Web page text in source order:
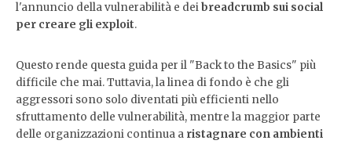
l'annuncio della vulnerabilità e deibreadcrumb sui social
per creare gli exploit.
Questo rende questa guida per il "Back to the Basics" più
difficile che mai. Tuttavia, la linea di fondo è che gli
aggressori sono solo diventati più efficienti nello
sfruttamento delle vulnerabilità, mentre la maggior parte
delle organizzazioni continua a ristagnare con ambienti